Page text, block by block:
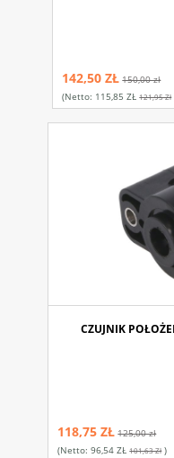
142,50 ZŁ 150,00 zł
(netto: 115,85 ZŁ 121,95 Zł
CZUJNIK
118,75 ZŁ 125,00 zł
(netto:96,54 ZŁ 101,63 Zł)